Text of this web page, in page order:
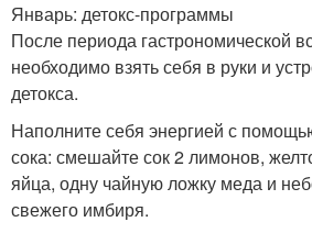
Январь: детокс-программы
После периода гастрономической
необходимо взять себя в руки и
детокса.
Наполните себя энергией с
сока: смешайте сок 2 лимонов,
яйца, одну чайную ложку меда и
свежего имбиря.